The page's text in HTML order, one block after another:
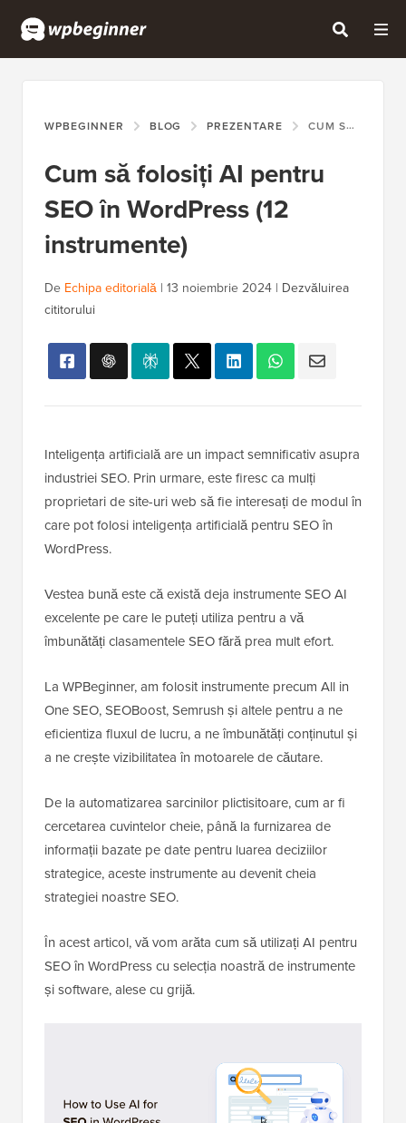
WPBEGINNER BLOG PREZENTARE CUM SĂ FOLOSIȚI AI PENTRU SEO ÎN WORDPRESS (12 INSTRUMENTE)
Cum să folosiți AI pentru
SEO în WordPress (12
instrumente)
De Echipa editorială | 13 noiembrie 2024 | Dezvăluirea
cititorului
Inteligența artificială are un impact semnificativ asupra
industriei SEO. Prin urmare, este firesc ca mulți
proprietari de site-uri web să fie interesați de modul în
care pot folosi inteligența artificială pentru SEO în
WordPress.
Vestea bună este că există deja instrumente SEO AI
excelente pe care le puteți utiliza pentru a vă
îmbunătăți clasamentele SEO fără prea mult efort.
La WPBeginner, am folosit instrumente precum All in
One SEO, SEOBoost, Semrush și altele pentru a ne
eficientiza fluxul de lucru, a ne îmbunătăți conținutul și
a ne crește vizibilitatea în motoarele de căutare.
De la automatizarea sarcinilor plictisitoare, cum ar fi
cercetarea cuvintelor cheie, până la furnizarea de
informații bazate pe date pentru luarea deciziilor
strategice, aceste instrumente au devenit cheia
strategiei noastre SEO.
În acest articol, vă vom arăta cum să utilizați AI pentru
SEO în WordPress cu selecția noastră de instrumente
și software, alese cu grijă.